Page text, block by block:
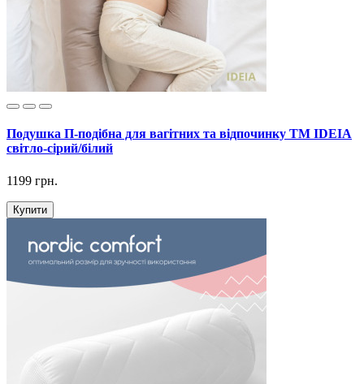
Подушка П-подібна для вагітних та відпочинку ТМ IDEIA
світло-сірий/білий
1199 грн.
Купити